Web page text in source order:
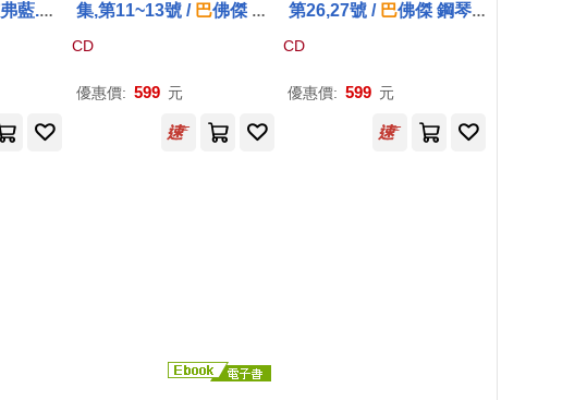
藍.巴
Co
集,第11~13號 / 巴佛傑 鋼
琴 / 塔卡
art: Piano Concertos, Vo
et)
CD
優惠價: 599 元
第26,27號 / 巴佛傑 鋼琴 /
塔卡
t: Piano Concertos, Vol.
CD
優惠價: 599 元